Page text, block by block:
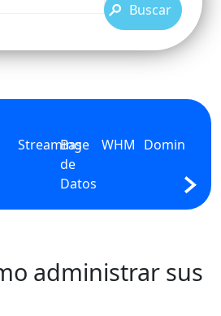
Buscar
Streaming
Base
de
Datos
WHM Dominios
administrar sus